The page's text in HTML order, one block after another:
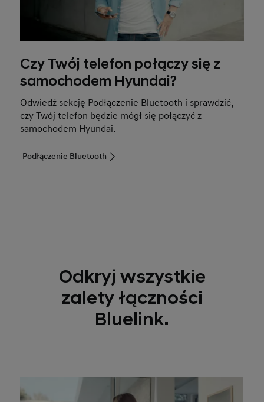
Czy Twój telefon połączy się z
samochodem Hyundai?
Odwiedź sekcję Podłączenie Bluetooth i sprawdzić,
czy Twój telefon będzie mógł się połączyć z
samochodem Hyundai.
Podłączenie Bluetooth
Odkryj wszystkie
zalety łączności
Bluelink.